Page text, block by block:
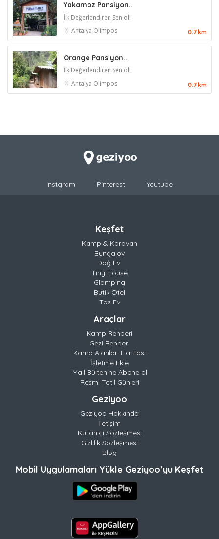
Yakamoz Pansiyon..
İlk Değerlendiren Sen ol!
Antalya Olimpos 0.7 km
Orange Pansiyon..
İlk Değerlendiren Sen ol!
Antalya Olimpos 0.7 km
Instgram Pinterest Youtube
Keşfet
Kamp & Karavan
Bungalov
Dağ Evi
Tiny House
Glamping
Butik Otel
Taş Ev
Araçlar
Kamp Rehberi
Gezi Rehberi
Kamp Alanları Haritası
İşletme Ekle
Mail Bültenine Abone ol
Resmi Tatil Günleri
Geziyoo
Geziyoo Hakkında
İletişim
Kullanıcı Sözleşmesi
Gizlilik Sözleşmesi
Blog
Mobil Uygulamaları Yükle Geziyoo’yu Keşfet